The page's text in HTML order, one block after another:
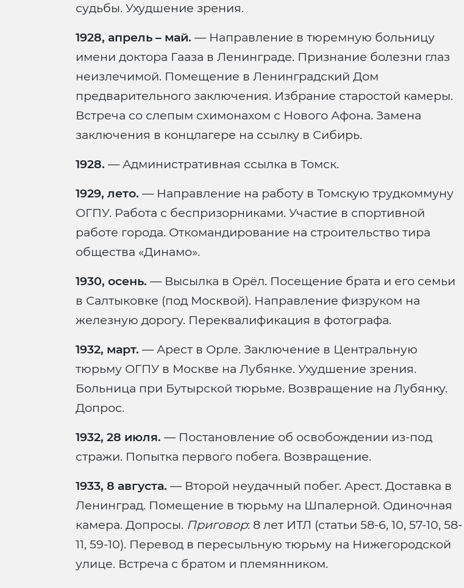
судьбы. Ухудшение зрения.
1928, апрель – май. — Направление в тюремную больницу
имени доктора Гааза в Ленинграде. Признание болезни глаз
неизлечимой. Помещение в Ленинградский Дом
предварительного заключения. Избрание старостой камеры.
Встреча со слепым схимонахом с Нового Афона. Замена
заключения в концлагере на ссылку в Сибирь.
1928. — Административная ссылка в Томск.
1929, лето. — Направление на работу в Томскую трудкоммуну
ОГПУ. Работа с беспризорниками. Участие в спортивной
работе города. Откомандирование на строительство тира
общества «Динамо».
1930, осень. — Высылка в Орёл. Посещение брата и его семьи
в Салтыковке (под Москвой). Направление физруком на
железную дорогу. Переквалификация в фотографа.
1932, март. — Арест в Орле. Заключение в Центральную
тюрьму ОГПУ в Москве на Лубянке. Ухудшение зрения.
Больница при Бутырской тюрьме. Возвращение на Лубянку.
Допрос.
1932, 28 июля. — Постановление об освобождении из-под
стражи. Попытка первого побега. Возвращение.
1933, 8 августа. — Второй неудачный побег. Арест. Доставка в
Ленинград. Помещение в тюрьму на Шпалерной. Одиночная
камера. Допросы. Приговор: 8 лет ИТЛ (статьи 58-6, 10, 57-10, 58-
11, 59-10). Перевод в пересыльную тюрьму на Нижегородской
улице. Встреча с братом и племянником.